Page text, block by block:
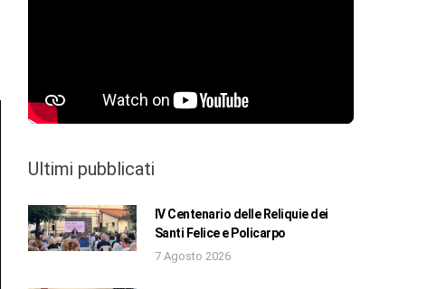
Ultimi pubblicati
IV Centenario delle Reliquie dei
Santi Felice e Policarpo
7 Agosto 2026